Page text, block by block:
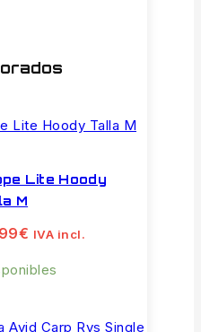
Lite Hoody
M
€ IVA incl.